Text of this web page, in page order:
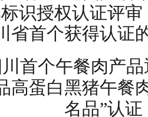
识授权认证评
省首个获得认证